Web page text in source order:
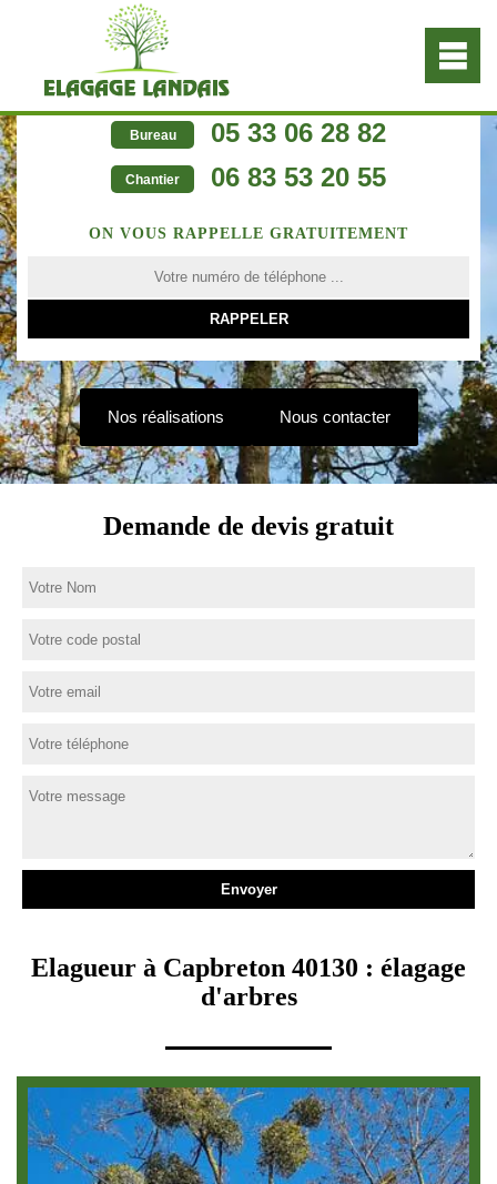
Bureau 05 33 06 28 82
Chantier 06 83 53 20 55
ON VOUS RAPPELLE GRATUITEMENT
Nos réalisations Nous contacter
Demande de devis gratuit
Elagueur à Capbreton 40130 : élagage
d'arbres